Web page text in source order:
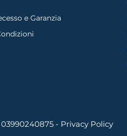
e Garanzia
- Privacy Policy